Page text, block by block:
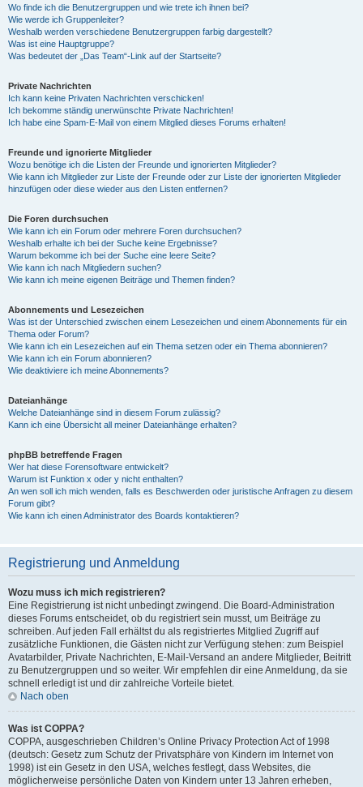
Wo finde ich die Benutzergruppen und wie trete ich ihnen bei?
Wie werde ich Gruppenleiter?
Weshalb werden verschiedene Benutzergruppen farbig dargestellt?
Was ist eine Hauptgruppe?
Was bedeutet der „Das Team“-Link auf der Startseite?
Private Nachrichten
Ich kann keine Privaten Nachrichten verschicken!
Ich bekomme ständig unerwünschte Private Nachrichten!
Ich habe eine Spam-E-Mail von einem Mitglied dieses Forums erhalten!
Freunde und ignorierte Mitglieder
Wozu benötige ich die Listen der Freunde und ignorierten Mitglieder?
Wie kann ich Mitglieder zur Liste der Freunde oder zur Liste der ignorierten Mitglieder
hinzufügen oder diese wieder aus den Listen entfernen?
Die Foren durchsuchen
Wie kann ich ein Forum oder mehrere Foren durchsuchen?
Weshalb erhalte ich bei der Suche keine Ergebnisse?
Warum bekomme ich bei der Suche eine leere Seite?
Wie kann ich nach Mitgliedern suchen?
Wie kann ich meine eigenen Beiträge und Themen finden?
Abonnements und Lesezeichen
Was ist der Unterschied zwischen einem Lesezeichen und einem Abonnements für ein
Thema oder Forum?
Wie kann ich ein Lesezeichen auf ein Thema setzen oder ein Thema abonnieren?
Wie kann ich ein Forum abonnieren?
Wie deaktiviere ich meine Abonnements?
Dateianhänge
Welche Dateianhänge sind in diesem Forum zulässig?
Kann ich eine Übersicht all meiner Dateianhänge erhalten?
phpBB betreffende Fragen
Wer hat diese Forensoftware entwickelt?
Warum ist Funktion x oder y nicht enthalten?
An wen soll ich mich wenden, falls es Beschwerden oder juristische Anfragen zu diesem
Forum gibt?
Wie kann ich einen Administrator des Boards kontaktieren?
Registrierung und Anmeldung
Wozu muss ich mich registrieren?
Eine Registrierung ist nicht unbedingt zwingend. Die Board-Administration
dieses Forums entscheidet, ob du registriert sein musst, um Beiträge zu
schreiben. Auf jeden Fall erhältst du als registriertes Mitglied Zugriff auf
zusätzliche Funktionen, die Gästen nicht zur Verfügung stehen: zum Beispiel
Avatarbilder, Private Nachrichten, E-Mail-Versand an andere Mitglieder, Beitritt
zu Benutzergruppen und so weiter. Wir empfehlen dir eine Anmeldung, da sie
schnell erledigt ist und dir zahlreiche Vorteile bietet.
Nach oben
Was ist COPPA?
COPPA, ausgeschrieben Children’s Online Privacy Protection Act of 1998
(deutsch: Gesetz zum Schutz der Privatsphäre von Kindern im Internet von
1998) ist ein Gesetz in den USA, welches festlegt, dass Websites, die
möglicherweise persönliche Daten von Kindern unter 13 Jahren erheben,